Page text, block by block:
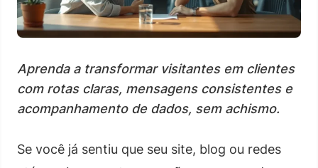
Aprenda a transformar visitantes em clientes
com rotas claras, mensagens consistentes e
acompanhamento de dados, sem achismo.
Se você já sentiu que seu site, blog ou redes